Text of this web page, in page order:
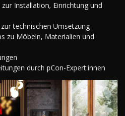
Installation, Einrichtung und
technischen Umsetzung
zu Möbeln, Materialien und
durch pCon-Expert:innen